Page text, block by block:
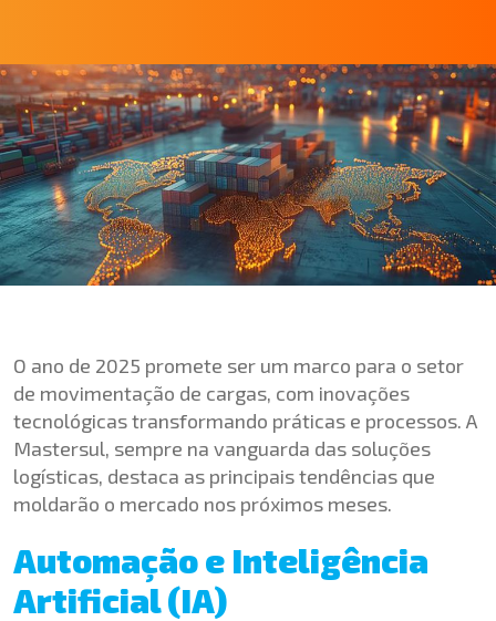
O ano de 2025 promete ser um marco para o setor
de movimentação de cargas, com inovações
tecnológicas transformando práticas e processos. A
Mastersul, sempre na vanguarda das soluções
logísticas, destaca as principais tendências que
moldarão o mercado nos próximos meses.
Automação e Inteligência
Artificial (IA)